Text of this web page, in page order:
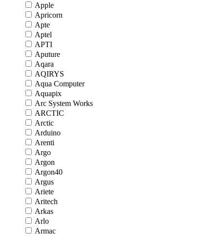
Apple
Apricorn
Apte
Aptel
APTI
Aputure
Aqara
AQIRYS
Aqua Computer
Aquapix
Arc System Works
ARCTIC
Arctic
Arduino
Arenti
Argo
Argon
Argon40
Argus
Ariete
Aritech
Arkas
Arlo
Armac